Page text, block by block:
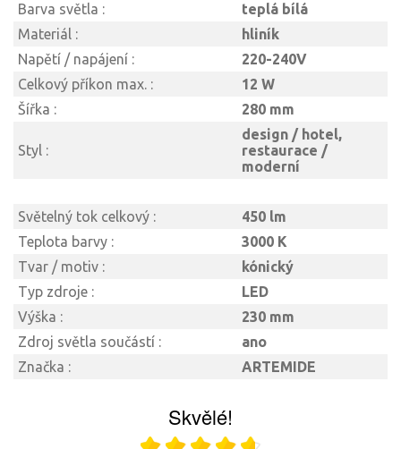
Barva světla :
teplá bílá
Materiál :
hliník
Napětí / napájení :
220-240V
Celkový příkon max. :
12 W
Šířka :
280 mm
Styl :
design / hotel,
restaurace /
moderní
Světelný tok celkový :
450 lm
Teplota barvy :
3000 K
Tvar / motiv :
kónický
Typ zdroje :
LED
Výška :
230 mm
Zdroj světla součástí :
ano
Značka :
ARTEMIDE